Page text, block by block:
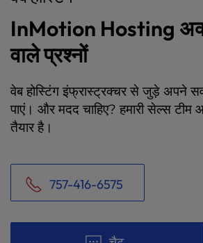
InMotion Hosting
वाले प्रश्नों
वेब होस्टिंग इंफ्रास्ट्रक्चर से जुड़े अपने
पाएं। और मदद चाहिए? हमारी सेल्स टीम
तैयार है।
757-416-6575